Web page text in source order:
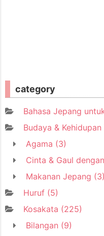
category
Bahasa Jepang
Budaya & Kehidupan
Agama (3)
Cinta & Gaul
Makanan Jepang (3)
Huruf (5)
Kosakata (225)
Bilangan (9)